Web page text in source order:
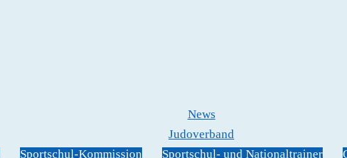
News
Judoverband
Sportschul-Kommission Sportschul- und Nationaltrainer